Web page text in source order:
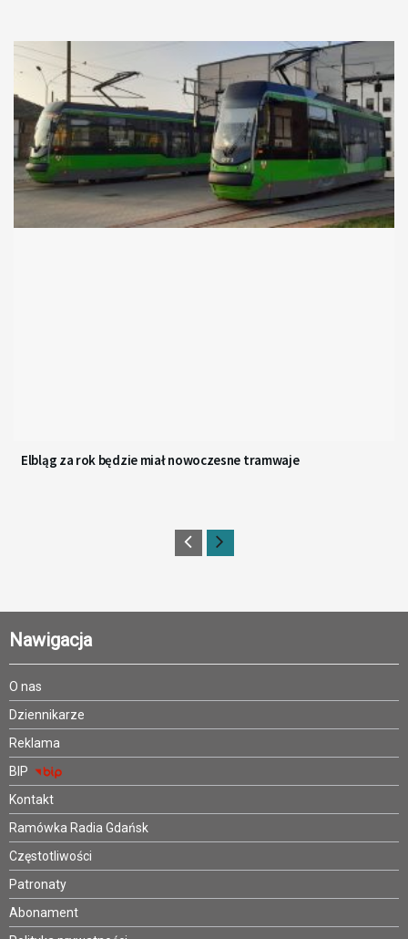
Elbląg za rok będzie miał nowoczesne tramwaje
Nawigacja
O nas
Dziennikarze
Reklama
BIP
Kontakt
Ramówka Radia Gdańsk
Częstotliwości
Patronaty
Abonament